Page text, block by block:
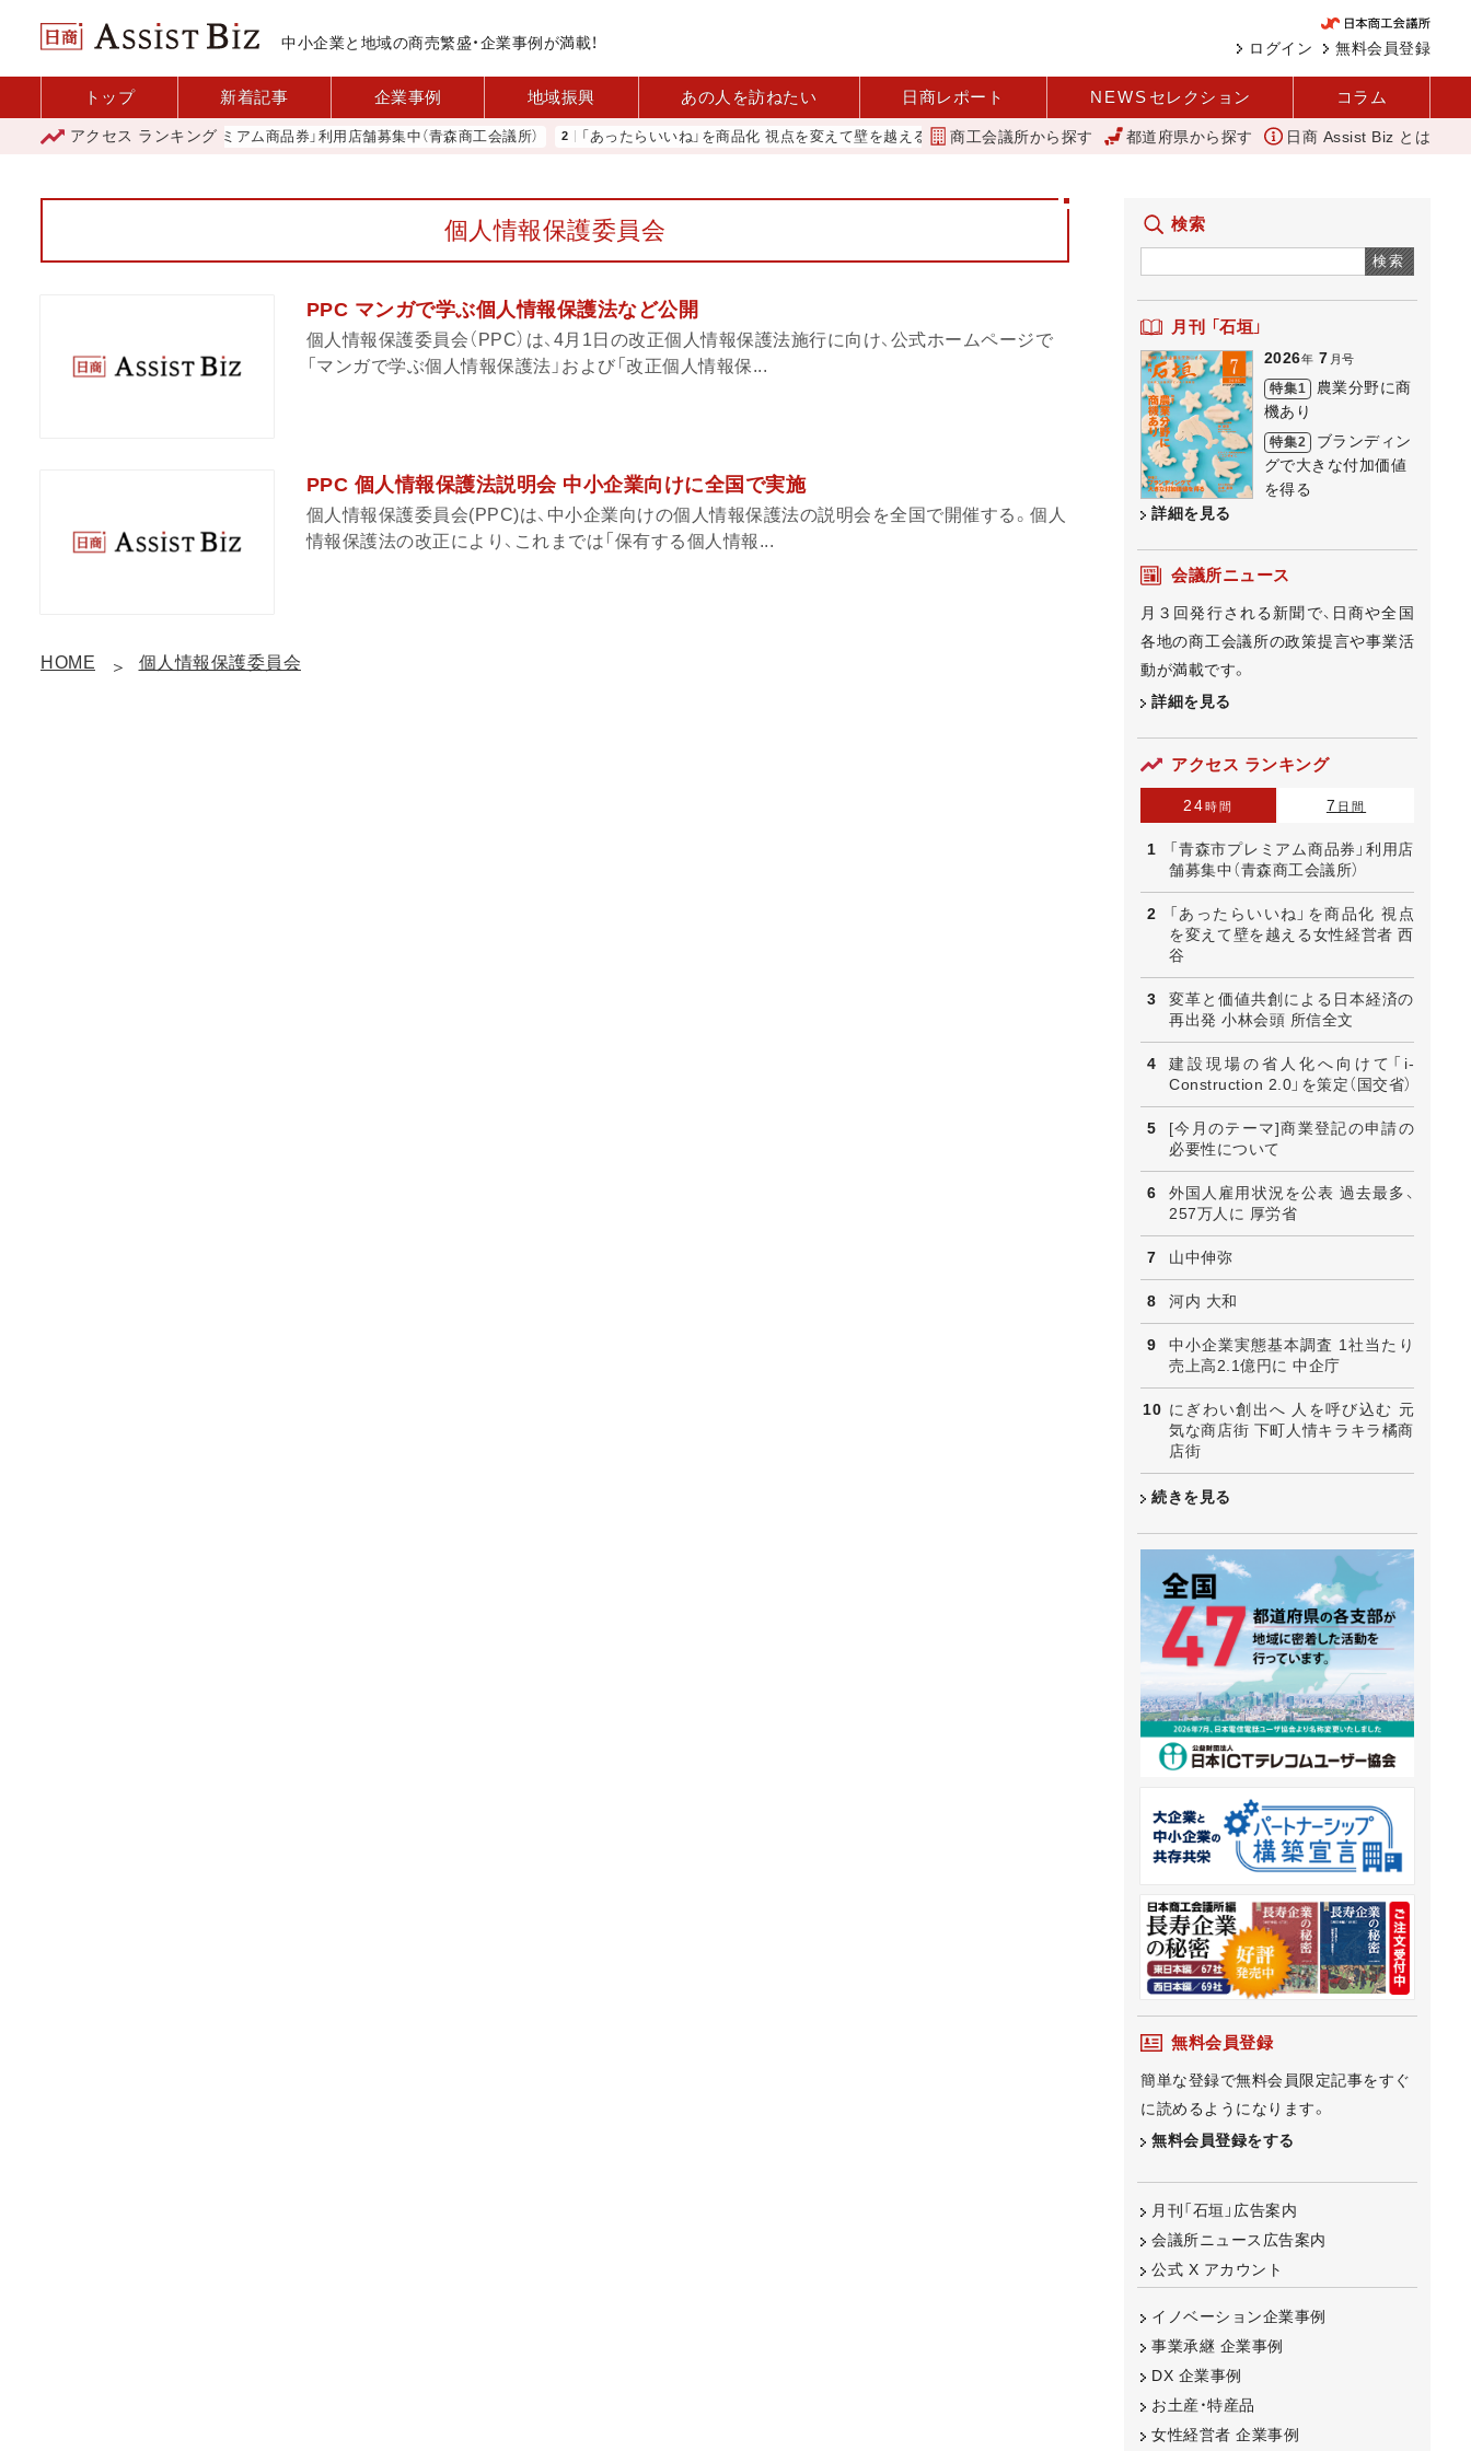
中小企業と地域の商売繁盛・企業事例が満載！ 無料会員登録
ログイン
トップ 新着記事 企業事例 地域振興 あの人を訪ねたい 日商レポート NEWS セレクション コラム
アクセス ランキング
「青森市プレミアム商品券」利用店舗募集中（青森商工会議所） 「あったらいいね」を商品化 視点を変えて壁を越える女性経営者 西谷 変革と価値共創による日本経済の再出発 小林会頭 所信全文
商工会議所から探す 都道府県から探す 日商 Assist Biz とは
個人情報保護委員会
PPC マンガで学ぶ個人情報保護法など公開
個人情報保護委員会（PPC）は、4月1日の改正個人情報保護法施行に向け、公式ホームページで
「マンガで学ぶ個人情報保護法」および「改正個人情報保...
PPC 個人情報保護法説明会 中小企業向けに全国で実施
個人情報保護委員会(PPC)は、中小企業向けの個人情報保護法の説明会を全国で開催する。個人
情報保護法の改正により、これまでは「保有する個人情報...
HOME 個人情報保護委員会
検索
検索
月刊 「石垣」
2026年 7 月号
特集1
農業分野に商
機あり
特集2
ブランディン
グで大きな付加価値
を得る
詳細を見る
会議所ニュース
月３回発行される新聞で、日商や全国
各地の商工会議所の政策提言や事業活
動が満載です。
詳細を見る
アクセス ランキング
24時間 7 日間
「青森市プレミアム商品券」利用店
舗募集中（青森商工会議所）
「あったらいいね」を商品化 視点
を変えて壁を越える女性経営者 西
谷
変革と価値共創による日本経済の
再出発 小林会頭 所信全文
建設現場の省人化へ向けて「i-
Construction 2.0」を策定（国交省）
[今月のテーマ]商業登記の申請の
必要性について
外国人雇用状況を公表 過去最多、
257万人に 厚労省
山中伸弥
河内 大和
中小企業実態基本調査 1社当たり
売上高2.1億円に 中企庁
にぎわい創出へ 人を呼び込む 元
気な商店街 下町人情キラキラ橘商
店街
続きを見る
無料会員登録
簡単な登録で無料会員限定記事をすぐ
に読めるようになります。
無料会員登録をする
月刊「石垣」広告案内
会議所ニュース広告案内
公式 X アカウント
イノベーション企業事例
事業承継 企業事例
DX 企業事例
お土産・特産品
女性経営者 企業事例